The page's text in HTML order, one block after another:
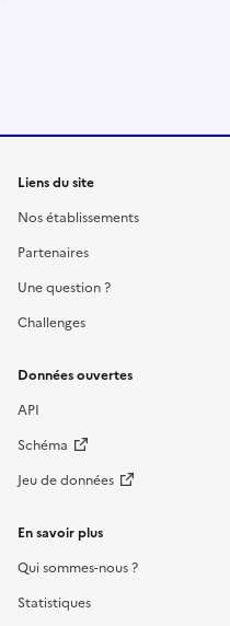
Liens du site
Nos établissements
Partenaires
Une question ?
Challenges
Données ouvertes
API
Schéma
Jeu de données
En savoir plus
Qui sommes-nous ?
Statistiques